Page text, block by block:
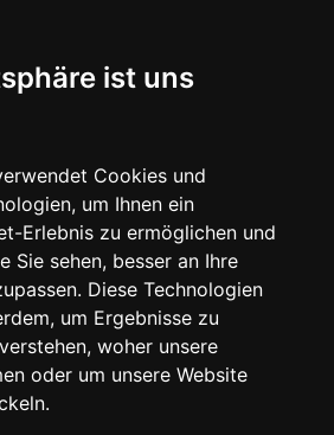
ist uns
Cookies und
um Ihnen ein
Erlebnis zu ermöglichen und
Sie sehen, besser an Ihre
Diese Technologien
um Ergebnisse zu
woher unsere
oder um unsere Website